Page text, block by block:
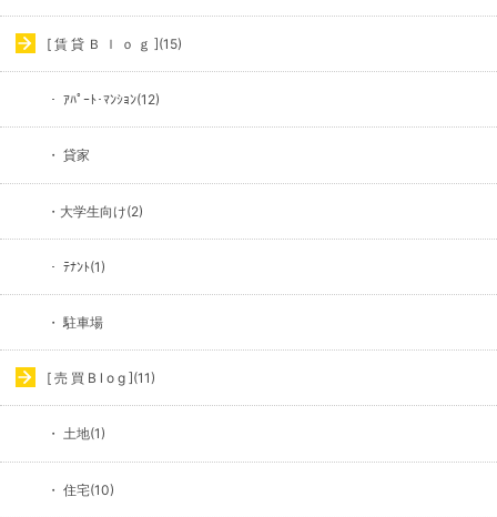
[ 賃 貸 Ｂ ｌ ｏ ｇ ](15)
・ ｱﾊﾟｰﾄ･ﾏﾝｼｮﾝ(12)
・ 貸家
・大学生向け(2)
・ ﾃﾅﾝﾄ(1)
・ 駐車場
[ 売 買 B l o g ](11)
・ 土地(1)
・ 住宅(10)